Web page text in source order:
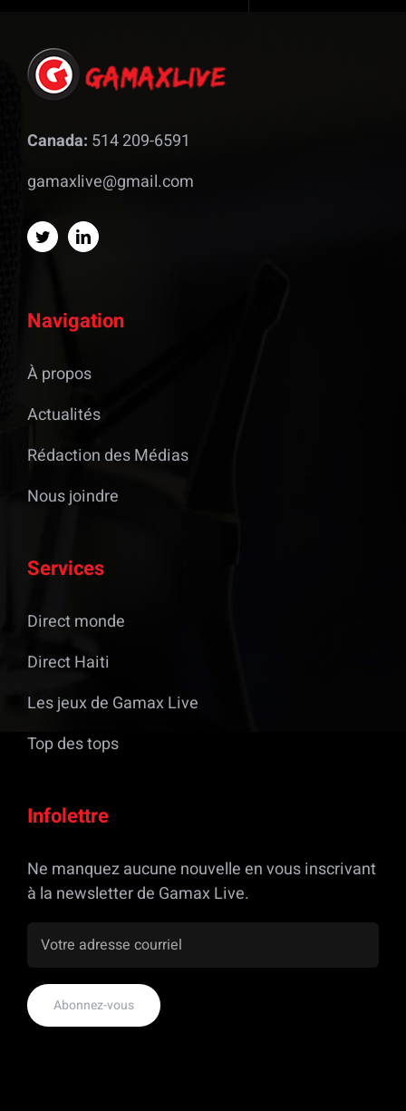
Canada: 514 209-6591
gamaxlive@gmail.com
Navigation
À propos
Actualités
Rédaction des Médias
Nous joindre
Services
Direct monde
Direct Haiti
Les jeux de Gamax Live
Top des tops
Infolettre
Ne manquez aucune nouvelle en vous inscrivant
à la newsletter de Gamax Live.